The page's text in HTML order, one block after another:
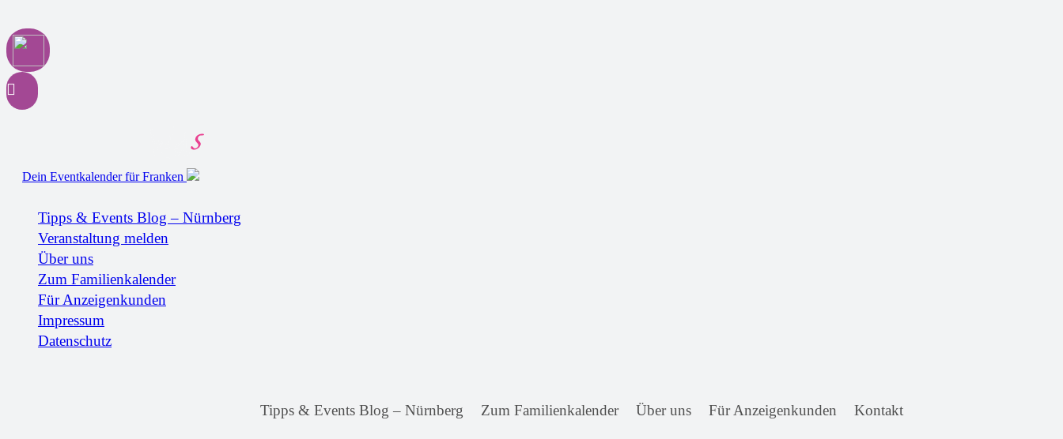
Dein Eventkalender für Franken
Tipps & Events Blog – Nürnberg
Veranstaltung melden
Über uns
Zum Familienkalender
Für Anzeigenkunden
Impressum
Datenschutz
Tipps & Events Blog – Nürnberg Zum Familienkalender Über uns Für Anzeigenkunden Kontakt